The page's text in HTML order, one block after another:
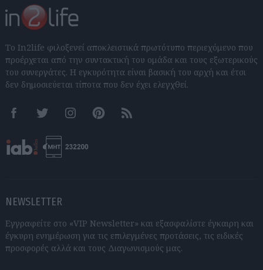
Το In2life φιλοξενεί αποκλειστικά πρωτότυπο περιεχόμενο που
προέρχεται από την συντακτική του ομάδα και τους εξωτερικούς
του συνεργάτες. Η εγκυρότητα είναι βασική του αρχή και έτσι
δεν δημοσιεύεται τίποτα που δεν έχει ελεγχθεί.
FacebookTwitter InstagramPinterestRSS feeds
NEWSLETTER
Εγγραφείτε στο «VIP Newsletter» και εξασφαλίστε έγκαιρη και
έγκυρη ενημέρωση για τις επιλεγμένες προτάσεις, τις ειδικές
προσφορές αλλά και τους Διαγωνισμούς μας.